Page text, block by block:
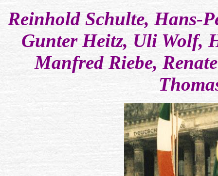
Reinhold Schulte, Hans-
Gunter Heitz, Uli Wolf,
Manfred Riebe,